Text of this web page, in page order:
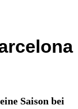
Saison bei